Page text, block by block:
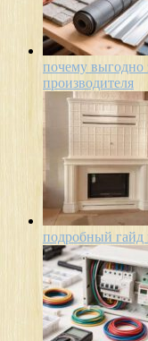
почему выгодно
производителя
подробный гайд